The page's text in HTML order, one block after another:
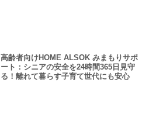
高齢者向けHOME ALSOK みまもりサポ
ート：シニアの安全を24時間365日見守
る！離れて暮らす子育て世代にも安心